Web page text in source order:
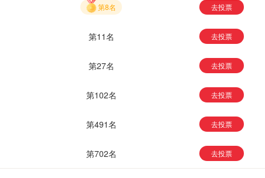
第8名 去投票
第11名 去投票
第27名 去投票
第102名 去投票
第491名 去投票
第702名 去投票